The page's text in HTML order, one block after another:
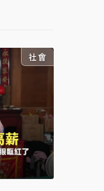
社會